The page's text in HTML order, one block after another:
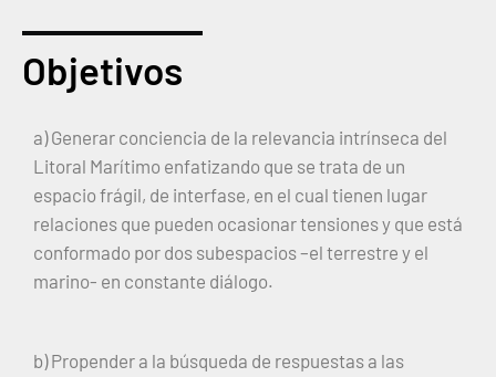
Objetivos
a) Generar conciencia de la relevancia intrínseca del
Litoral Marítimo enfatizando que se trata de un
espacio frágil, de interfase, en el cual tienen lugar
relaciones que pueden ocasionar tensiones y que está
conformado por dos subespacios –el terrestre y el
marino- en constante diálogo.
b) Propender a la búsqueda de respuestas a las